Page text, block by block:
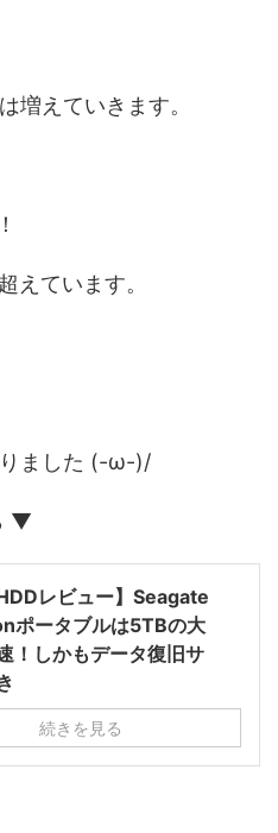
増えていきます。
えています。
りました (-ω-)/
▼
HDDレビュー】Seagate
ポータブルは5TBの大
！しかもデータ復旧サ
続きを見る